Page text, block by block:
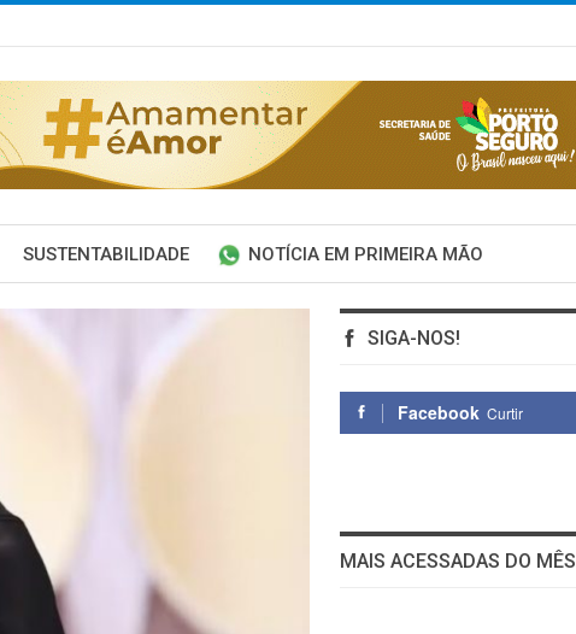
SUSTENTABILIDADE NOTÍCIA EM PRIMEIRA MÃO
SIGA-NOS!
Facebook Curtir
MAIS ACESSADAS DO MÊS